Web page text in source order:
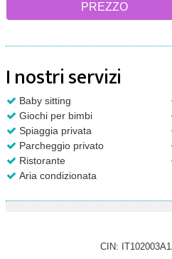
PREZZO
I nostri servizi
Baby sitting
Giochi per bimbi
Spiaggia privata
Parcheggio privato
Ristorante
Aria condizionata
CIN: